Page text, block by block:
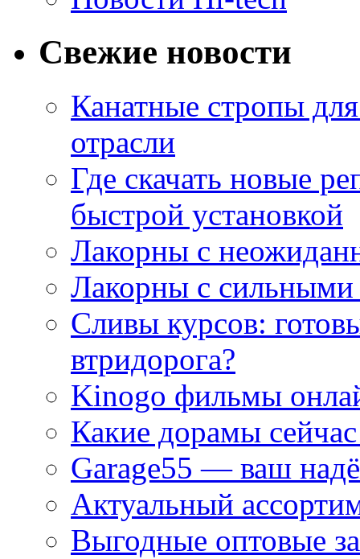
Свежие новости
Канатные стропы
отрасли
Где скачать новые
быстрой установкой
Лакорны с
Лакорны с сильными
Сливы курсов:
втридорога?
Kinogo фильмы
Какие дорамы
Garage55 — ваш
Актуальный
Выгодные оптовые